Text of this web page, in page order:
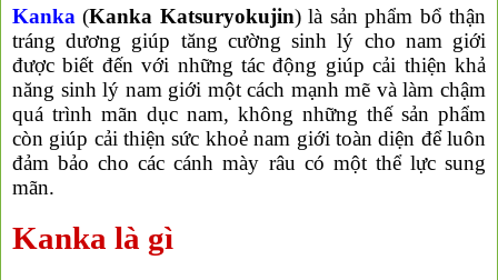
Kanka (Kanka Katsuryokujin)là sản phẩm bổ thận
tráng dương giúp tăng cường sinh lý cho nam giới
được biết đến với những tác động giúp cải thiện khả
năng sinh lý nam giới một cách mạnh mẽ và làm chậm
quá trình mãn dục nam, không những thế sản phẩm
còn giúp cải thiện sức khoẻ nam giới toàn diện để luôn
đảm bảo cho các cánh mày râu có một thể lực sung
mãn.
Kanka là gì